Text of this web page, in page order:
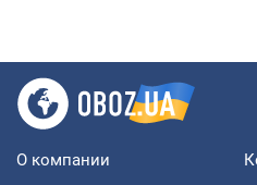
О компании